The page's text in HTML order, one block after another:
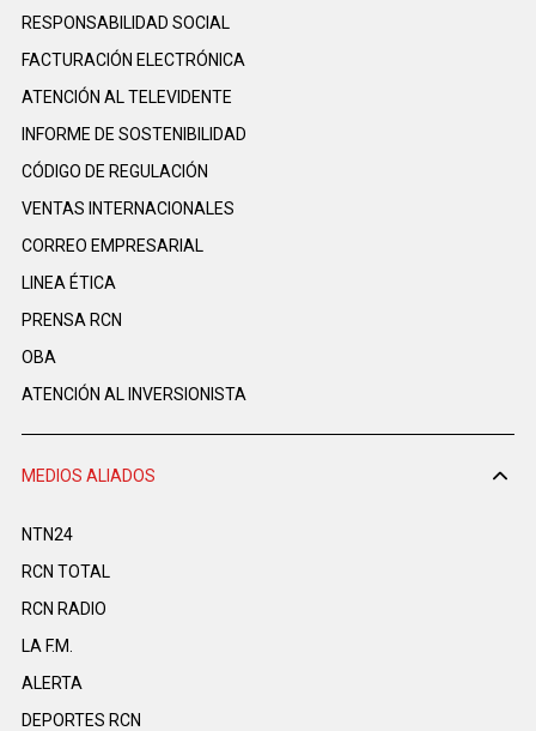
RESPONSABILIDAD SOCIAL
FACTURACIÓN ELECTRÓNICA
ATENCIÓN AL TELEVIDENTE
INFORME DE SOSTENIBILIDAD
CÓDIGO DE REGULACIÓN
VENTAS INTERNACIONALES
CORREO EMPRESARIAL
LINEA ÉTICA
PRENSA RCN
OBA
ATENCIÓN AL INVERSIONISTA
MEDIOS ALIADOS
NTN24
RCN TOTAL
RCN RADIO
LA F.M.
ALERTA
DEPORTES RCN